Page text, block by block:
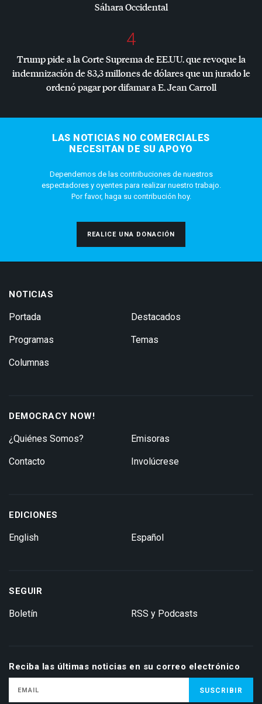
Sáhara Occidental
4
Trump pide a la Corte Suprema de EE.UU. que revoque la
indemnización de 83,3 millones de dólares que un jurado le
ordenó pagar por difamar a E. Jean Carroll
LAS NOTICIAS NO COMERCIALES
NECESITAN DE SU APOYO
Dependemos de las contribuciones de nuestros
espectadores y oyentes para realizar nuestro trabajo.
Por favor, haga su contribución hoy.
REALICE UNA DONACIÓN
NOTICIAS
Portada
Programas
Columnas
Destacados
Temas
DEMOCRACY NOW!
¿Quiénes Somos?
Contacto
Emisoras
Involúcrese
EDICIONES
English Español
SEGUIR
Boletín RSS y Podcasts
Reciba las últimas noticias en su correo electrónico